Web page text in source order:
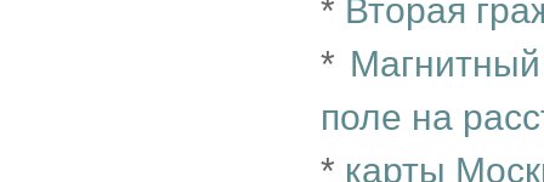
* Вторая
*
поле на
* карты